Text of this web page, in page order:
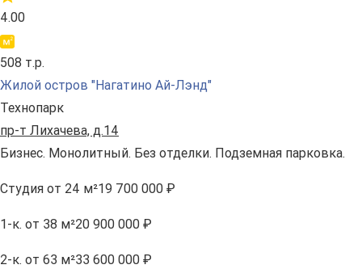
4.00
508 т.р.
Жилой остров "Нагатино Ай-Лэнд"
Технопарк
пр-т Лихачева, д.14
Бизнес. Монолитный. Без отделки. Подземная парковка.
Студия от 24 м²19 700 000 ₽
1-к. от 38 м²20 900 000 ₽
2-к. от 63 м²33 600 000 ₽